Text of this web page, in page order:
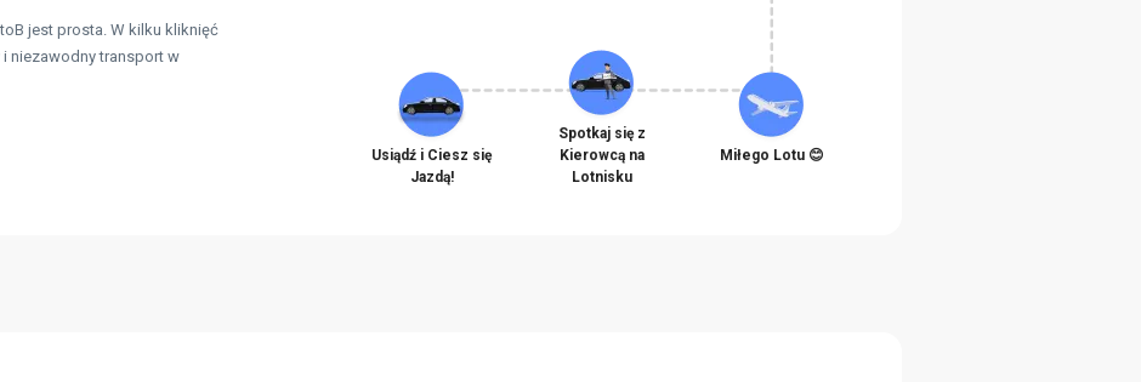
jest prosta. W kilku kliknięć
niezawodny transport w
Usiądź i Ciesz się
Jazdą!
Spotkaj się z
Kierowcą na
Lotnisku
Miłego Lotu 😊